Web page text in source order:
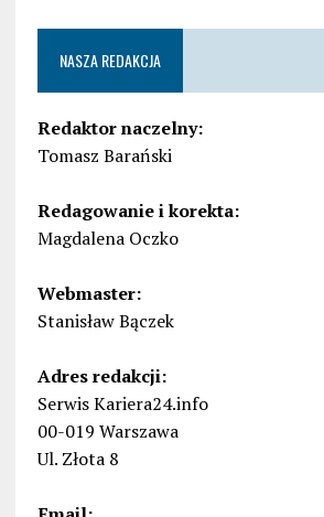
NASZA REDAKCJA
Redaktor naczelny:
Tomasz Barański
Redagowanie i korekta:
Magdalena Oczko
Webmaster:
Stanisław Bączek
Adres redakcji:
Serwis Kariera24.info
00-019 Warszawa
Ul. Złota 8